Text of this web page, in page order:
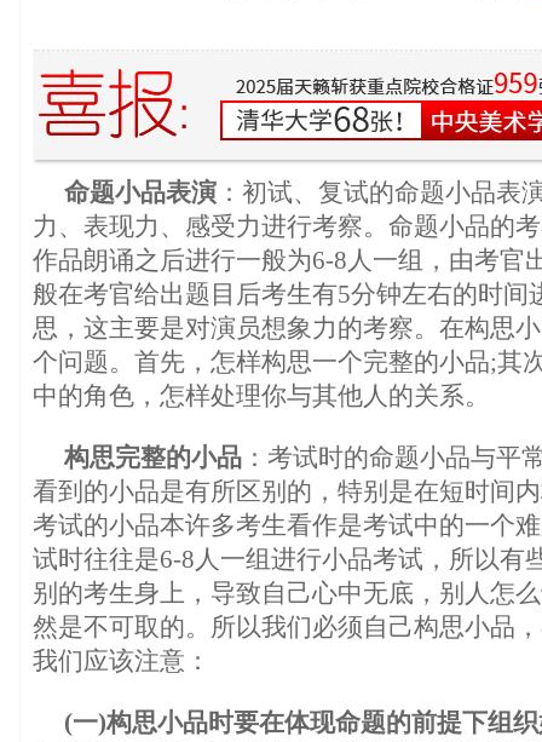
命题小品表演 ：初试、复试的命题小品表
力、表现力、感受力进行考察。命题小品的
作品朗诵之后进行一般为6-8人一组，由考官
般在考官给出题目后考生有5分钟左右的时间
思，这主要是对演员想象力的考察。在构思
个问题。首先，怎样构思一个完整的小品;其
中的角色，怎样处理你与其他人的关系。
构思完整的小品 ：考试时的命题小品与平
看到的小品是有所区别的，特别是在短时间
考试的小品本许多考生看作是考试中的一个
试时往往是6-8人一组进行小品考试，所以有
别的考生身上，导致自己心中无底，别人怎
然是不可取的。所以我们必须自己构思小品
我们应该注意：
(一)构思小品时要在体现命题的前提下组